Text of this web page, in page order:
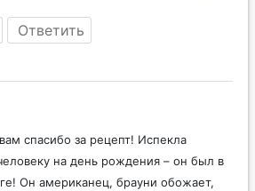
Ответить
спасибо за рецепт! Испекла
на день рождения – он был в
Он американец, брауни обожает,